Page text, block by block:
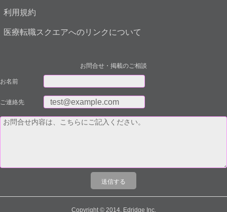
利用規約
医療転職スクエアへのリンクについて
お問合せ・掲載のご相談
お名前
ご連絡先
Copyright © 2014, Edridge Inc.